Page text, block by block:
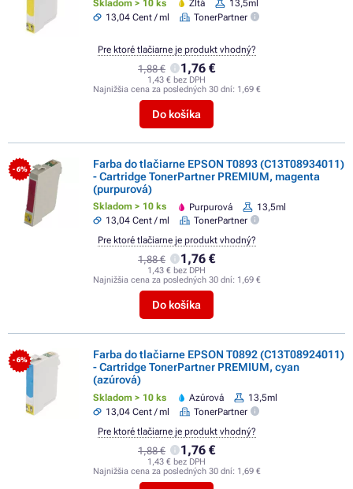
Skladom > 10 ks Žltá
13,5ml
13,04 Cent / ml
TonerPartner
1,88 € 1,76 €
1,43 € bez DPH
Najnižšia cena za posledných 30 dní: 1,69 €
Do košíka
Pre ktoré tlačiarne je produkt vhodný?
- 6%
Farba do tlačiarne EPSON T0893 (C13T08934011)
- Cartridge TonerPartner PREMIUM, magenta
(purpurová)
Skladom > 10 ks Purpurová
13,5ml
13,04 Cent / ml
TonerPartner
1,88 € 1,76 €
1,43 € bez DPH
Najnižšia cena za posledných 30 dní: 1,69 €
Do košíka
Pre ktoré tlačiarne je produkt vhodný?
- 6%
Farba do tlačiarne EPSON T0892 (C13T08924011)
- Cartridge TonerPartner PREMIUM, cyan
(azúrová)
Skladom > 10 ks Azúrová
13,5ml
13,04 Cent / ml
TonerPartner
1,88 € 1,76 €
1,43 € bez DPH
Najnižšia cena za posledných 30 dní: 1,69 €
Pre ktoré tlačiarne je produkt vhodný?